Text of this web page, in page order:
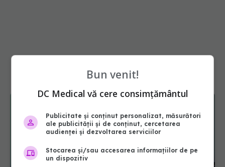
Bun venit!
DC Medical vă cere consimțământul
Publicitate și conținut personalizat, măsurători
ale publicității și de conținut, cercetarea
audienței și dezvoltarea serviciilor
Stocarea și/sau accesarea informațiilor de pe
un dispozitiv